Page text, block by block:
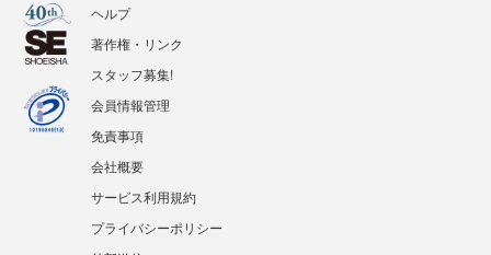
ヘルプ
著作権・リンク
スタッフ募集!
会員情報管理
免責事項
会社概要
サービス利用規約
プライバシーポリシー